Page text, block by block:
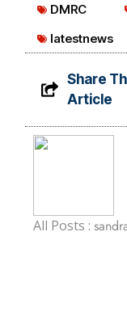
DMRC
latestnews
Share
Article
All Posts :